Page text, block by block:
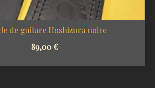
de guitare Hoshizora noire
89,00 €